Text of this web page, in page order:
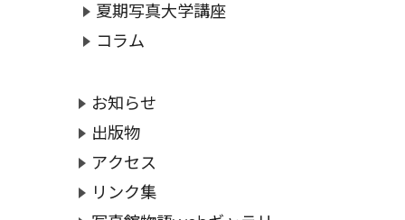
夏期写真大学講座
コラム
お知らせ
出版物
アクセス
リンク集